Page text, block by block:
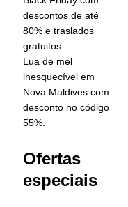
descontos de até
80% e traslados
gratuitos.
Lua de mel
inesquecível em
Nova Maldives com
desconto no código
55%.
Ofertas
especiais